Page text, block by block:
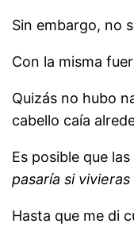
Sin embargo, no
Con la misma
Quizás no hubo
cabello caía
Es posible que
pasaría si
Hasta que me di